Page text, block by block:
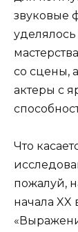
звуковые
со сцены,
актеры с
Что
пожалуй,
начала XX